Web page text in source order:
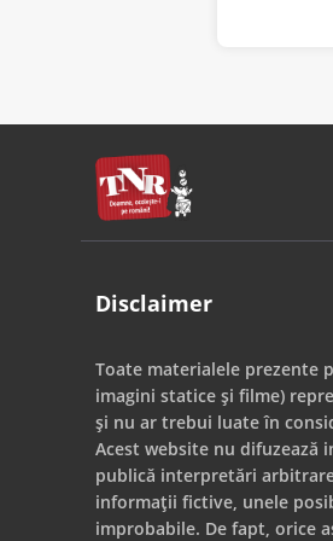
Disclaimer
Toate materialele prezente
imagini statice și filme)
și nu ar trebui luate în
Acest website nu difuzează
publică interpretări
informații fictive, unele
improbabile. De fapt, orice